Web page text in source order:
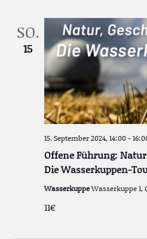
SO.
15
Offene Führung:
Die Wasserkuppen-
15. September 2024, 14:00-
WasserkuppeWasserkuppe 1,
11€